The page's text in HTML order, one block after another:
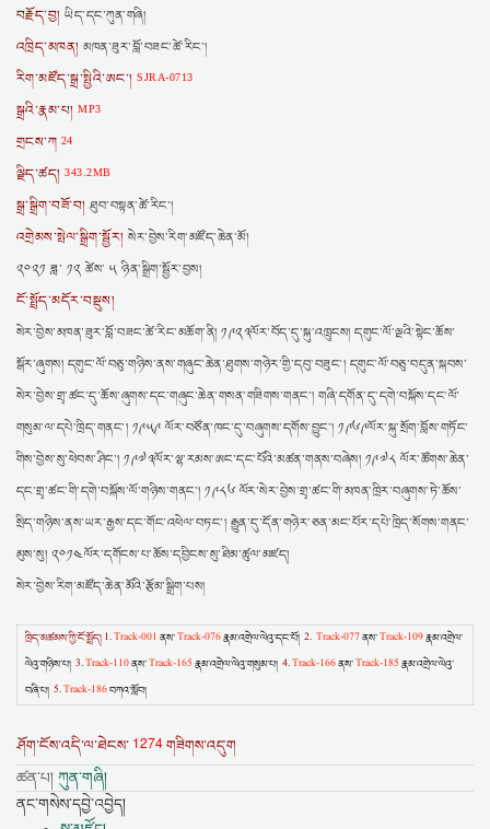
བརྗོད་བྱ། ཡིད་དང་ཀུན་གཞི།
འཁྲིད་མཁན། མཁན་ཟུར་བློ་བཟང་ཚེ་རིང་།
རིག་མཛོད་སྒྲ་སྤྱིའི་ཨང་། SJRA-0713
སྒྲའི་རྣམ་པ། MP3
གྲངས་ཀ 24
ལྗིད་ཚད། 343.2MB
སྒྲ་སྒྲིག་བཟོ་བ། ཐུབ་བསྟན་ཚེ་རིང་།
འགྲེམས་སྤེལ་སྒྲིག་སྦྱོར། སེར་བྱེས་རིག་མཛོད་ཆེན་མོ།
༢༠༢༡ ཟླ་ ༡༢ ཚེས་ ༥ ཉིན་སྒྲིག་སྦྱོར་བྱས།
ངོ་སྤྲོད་མདོར་བསྡུས།
སེར་བྱེས་མཁན་ཟུར་བློ་བཟང་ཚེ་རིང་མཆོག་ནི། ༡༩༢༣ལོར་བོད་དུ་སྐུ་འཁྲུངས། དགུང་ལོ་ལྔའི་སྟེང་ཆོས་
སྒོར་ཞུགས། དགུང་ལོ་བཅུ་གཉིས་ནས་གཞུང་ཆེན་ཐུགས་གཉེར་གྱི་དབུ་བཟུང་། དགུང་ལོ་བཅུ་བདུན་སྐབས་
སེར་བྱེས་གྲྭ་ཚང་དུ་ཆོས་ཞུགས་དང་གཞུང་ཆེན་གསན་གཟིགས་གནང་། གཞི་དགོན་དུ་དགེ་བསྐོས་དང་ལོ་
གསུམ་ལ་དཔེ་ཁྲིད་གནང་། ༡༩༥༩ ལོར་བཙོན་ཁང་དུ་བཞུགས་དགོས་བྱུང་། ༡༩༦༩ལོར་སྐུ་སྲོག་བློས་གཏོང་
གིས་བྱེས་སུ་ཕེབས་ཤིང་། ༡༩༧༣ལོར་ལྷ་རམས་ཨང་དང་པོའི་མཚན་གནས་བཞེས། ༡༩༧༨ ལོར་ཚོགས་ཆེན་
དང་གྲྭ་ཚང་གི་དགེ་བསྐོས་ལོ་གཉིས་གནང་། ༡༩༨༦ ལོར་སེར་བྱེས་གྲྭ་ཚང་གི་མཁན་ཁྲིར་བཞུགས་ཏེ་ཆོས་
སྲིད་གཉིས་ནས་ཡར་རྒྱས་དང་གོང་འཕེལ་བཏང་། རྒྱུན་དུ་དོན་གཉེར་ཅན་མང་པོར་དཔེ་ཁྲིད་སོགས་གནང་
མུས་སུ། ༢༠༡༤ལོར་དགོངས་པ་ཆོས་དབྱིངས་སུ་ཐིམ་ཚུལ་མཛད།
སེར་བྱེས་རིག་མཛོད་ཆེན་མོའི་རྩོམ་སྒྲིག་པས།
ཁྲིད་མཚམས་ཀྱི་ངོ་སྤྲོད། 1.Track-001 ནས་Track-076རྣམ་འགྲེལ་ལེའུ་དང་པོ། 2. Track-077ནས་Track-109རྣམ་འགྲེལ་
ལེའུ་གཉིས་པ། 3.Track-110ནས་Track-165 རྣམ་འགྲེལ་ལེའུ་གསུམ་པ། 4.Track-166ནས་Track-185 རྣམ་འགྲེལ་ལེའུ་
བཞི་པ། 5.Track-186བཀའ་སློབ།
ཤོག་ངོས་འདི་ལ་ཐེངས་ 1274གཟིགས་འདུག
ཚན་པ། ཀུན་གཞི།
ནང་གསེས་དབྱེ་འབྱེད།